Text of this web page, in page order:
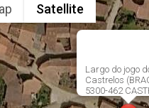
Largo do jogo
Castrelos
5300-462
Satellite